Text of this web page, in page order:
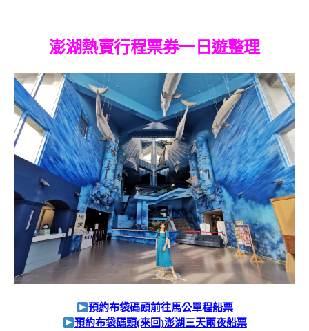
澎湖熱賣行程票券一日遊整理
預約布袋碼頭前往馬公單程船票
預約布袋碼頭(來回)澎湖三天兩夜船票